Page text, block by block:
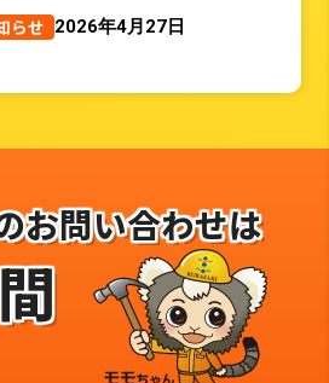
らせ 2026年4月27日
お問い合わせは